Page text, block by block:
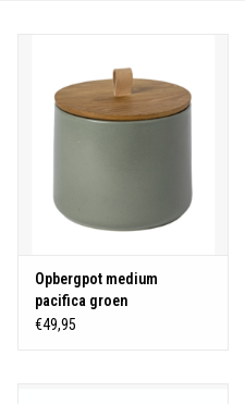
Opbergpot medium
pacifica groen
€49,95